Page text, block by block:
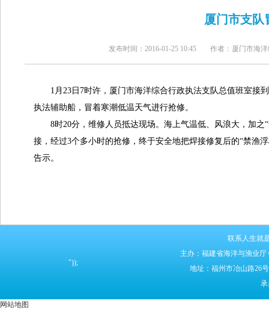
厦门市支队
发布时间：2016-01-25 10:45 作者：厦门市海
1月23日7时许，厦门市海洋综合行政执法支队总值班室接
执法辅助船，冒着寒潮低温天气进行抢修。
8时20分，维修人员抵达现场。海上气温低、风浪大，加
接，经过3个多小时的抢修，终于安全地把焊接修复后的“禁渔
告示。
联系人生就
主办：福建省海洋与渔业厅
地址：福州市冶山路26
"));
网站地图